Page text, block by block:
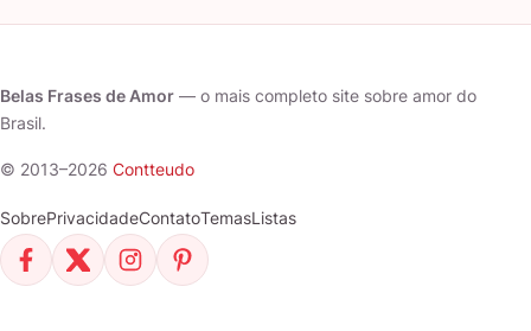
Belas Frases de Amor — o mais completo site sobre amor do
Brasil.
© 2013–2026 Contteudo
SobrePrivacidadeContatoTemasListas